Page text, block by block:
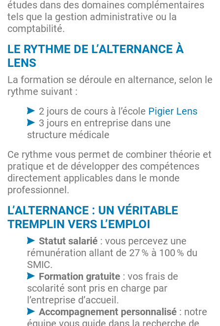
études dans des domaines complémentaires
tels que la gestion administrative ou la
comptabilité.
LE RYTHME DE L’ALTERNANCE À
LENS
La formation se déroule en alternance, selon le
rythme suivant :
2 jours de cours à l’école Pigier Lens
3 jours en entreprise dans une
structure médicale
Ce rythme vous permet de combiner théorie et
pratique et de développer des compétences
directement applicables dans le monde
professionnel.
L’ALTERNANCE : UN VÉRITABLE
TREMPLIN VERS L’EMPLOI
Statut salarié : vous percevez une
rémunération allant de 27 % à 100 % du
SMIC.
Formation gratuite : vos frais de
scolarité sont pris en charge par
l’entreprise d’accueil.
Accompagnement personnalisé : notre
équipe vous guide dans la recherche de